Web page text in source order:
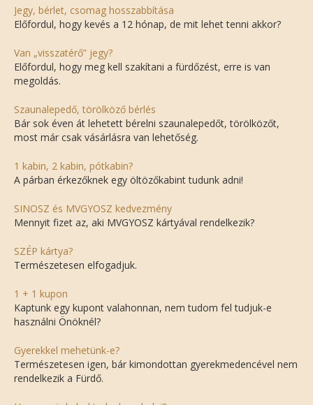
Jegy, bérlet, csomag hosszabbítása
Előfordul, hogy kevés a 12 hónap, de mit lehet tenni akkor?
Van „visszatérő” jegy?
Előfordul, hogy meg kell szakítani a fürdőzést, erre is van
megoldás.
Szaunalepedő, törölköző bérlés
Bár sok éven át lehetett bérelni szaunalepedőt, törölközőt,
most már csak vásárlásra van lehetőség.
1 kabin, 2 kabin, pótkabin?
A párban érkezőknek egy öltözőkabint tudunk adni!
SINOSZ és MVGYOSZ kedvezmény
Mennyit fizet az, aki MVGYOSZ kártyával rendelkezik?
SZÉP kártya?
Természetesen elfogadjuk.
1 + 1 kupon
Kaptunk egy kupont valahonnan, nem tudom fel tudjuk-e
használni Önöknél?
Gyerekkel mehetünk-e?
Természetesen igen, bár kimondottan gyerekmedencével nem
rendelkezik a Fürdő.